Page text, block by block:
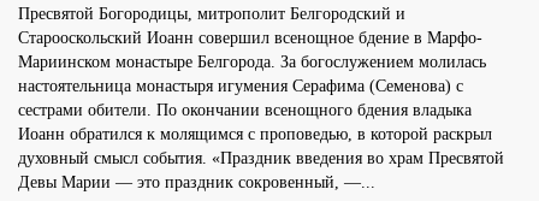
Пресвятой Богородицы, митрополит Белгородский и
Старооскольский Иоанн совершил всенощное бдение в Марфо-
Мариинском монастыре Белгорода. За богослужением молилась
настоятельница монастыря игумения Серафима (Семенова) с
сестрами обители. По окончании всенощного бдения владыка
Иоанн обратился к молящимся с проповедью, в которой раскрыл
духовный смысл события. «Праздник введения во храм Пресвятой
Девы Марии — это праздник сокровенный, —...